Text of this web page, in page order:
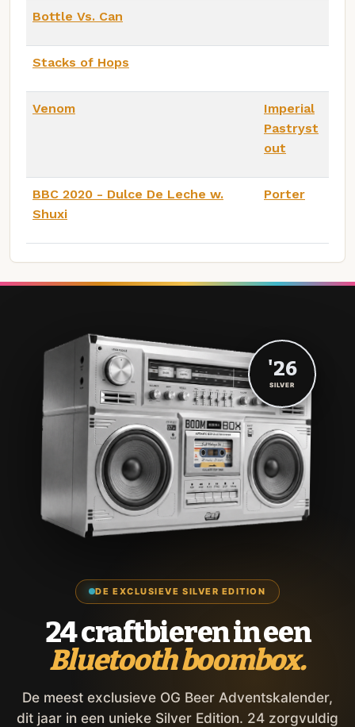
Bottle Vs. Can
Stacks of Hops
Venom
Imperial
Pastryst
out
BBC 2020 - Dulce De Leche w.
Shuxi
Porter
DE EXCLUSIEVE SILVER EDITION
24 craftbieren in een
Bluetooth boombox.
De meest exclusieve OG Beer Adventskalender,
dit jaar in een unieke Silver Edition. 24 zorgvuldig
'26
SILVER